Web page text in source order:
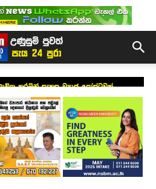
කරමින් සැකසූ ව්‍යාජ පෝස්ටුවක්